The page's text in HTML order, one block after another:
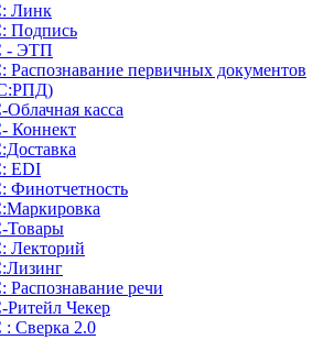
Линк
Подпись
- ЭТП
Распознавание первичных документов
Облачная касса
Коннект
EDI
Финотчетность
Товары
Лекторий
Распознавание речи
Ритейл Чекер
: Сверка 2.0